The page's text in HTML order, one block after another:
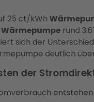
25 ct/kWh
Wärmepumperund
sich der
deutlich
der